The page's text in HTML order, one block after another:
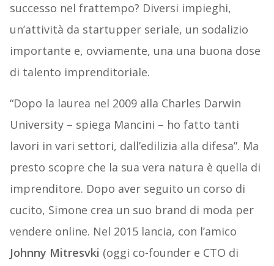
successo nel frattempo? Diversi impieghi,
un’attività da startupper seriale, un sodalizio
importante e, ovviamente, una una buona dose
di talento imprenditoriale.
“Dopo la laurea nel 2009 alla Charles Darwin
University – spiega Mancini – ho fatto tanti
lavori in vari settori, dall’edilizia alla difesa”. Ma
presto scopre che la sua vera natura è quella di
imprenditore. Dopo aver seguito un corso di
cucito, Simone crea un suo brand di moda per
vendere online. Nel 2015 lancia, con l’amico
Johnny Mitresvki (oggi co-founder e CTO di